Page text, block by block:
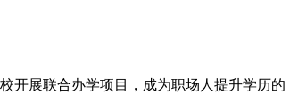
开展联合办学项目，成为职场人提升学历的